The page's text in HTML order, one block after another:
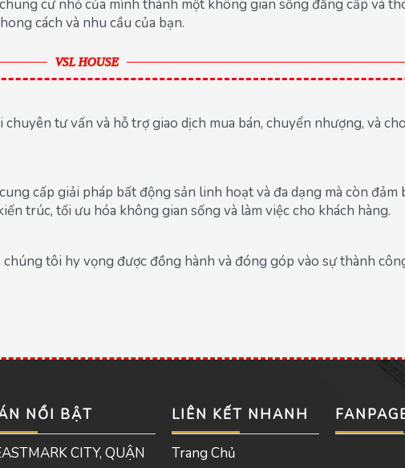
cư nhỏ của mình thành một không gian sống đẳng cấp và
cách và nhu cầu của bạn.
VSL HOUSE
tư vấn và hỗ trợ giao dịch mua bán, chuyển nhượng, và
cấp giải pháp bất động sản linh hoạt và đa dạng mà còn đảm
trúc, tối ưu hóa không gian sống và làm việc cho khách hàng.
tôi hy vọng được đồng hành và đóng góp vào sự thành
NỔI BẬT
CITY, QUẬN
LIÊN KẾT NHANH
Trang Chủ